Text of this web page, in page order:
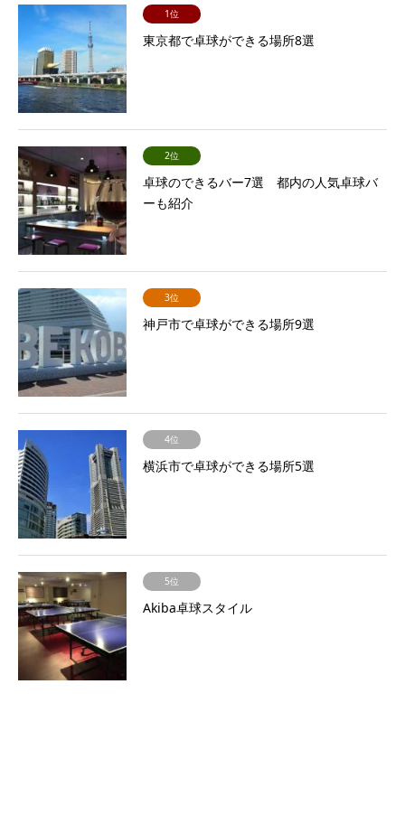
1位
東京都で卓球ができる場所8選
2位
卓球のできるバー7選 都内の人気卓球バ
ーも紹介
3位
神戸市で卓球ができる場所9選
4位
横浜市で卓球ができる場所5選
5位
Akiba卓球スタイル